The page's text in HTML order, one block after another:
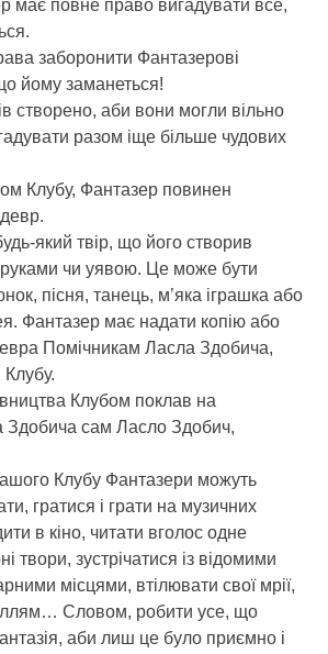
має повне право вигадувати все,
заборонити Фантазерові
йому заманеться!
створено, аби вони могли вільно
разом іще більше чудових
Клубу, Фантазер повинен
який твір, що його створив
чи уявою. Це може бути
пісня, танець, м’яка іграшка або
Фантазер має надати копію або
Помічникам Ласла Здобича,
Клубом поклав на
Здобича сам Ласло Здобич,
Клубу Фантазери можуть
гратися і грати на музичних
в кіно, читати вголос одне
твори, зустрічатися із відомими
місцями, втілювати свої мрії,
Словом, робити усе, що
аби лиш це було приємно і